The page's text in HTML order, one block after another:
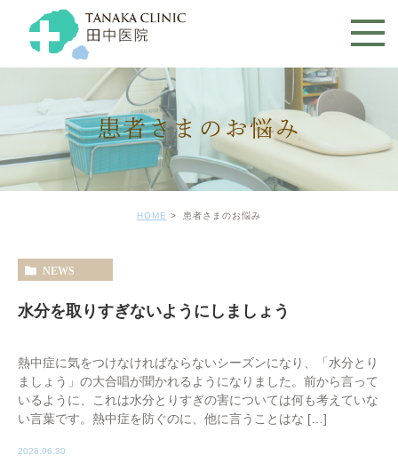
患者さまのお悩み
HOME 患者さまのお悩み
NEWS
水分を取りすぎないようにしましょう
熱中症に気をつけなければならないシーズンになり、「水分とり
ましょう」の大合唱が聞かれるようになりました。前から言って
いるように、これは水分とりすぎの害については何も考えていな
い言葉です。熱中症を防ぐのに、他に言うことはな […]
2026.06.30